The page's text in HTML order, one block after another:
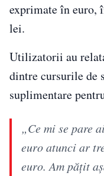
exprimate în euro,
lei.
Utilizatorii au
dintre cursurile de
suplimentare
„Ce mi se pare
euro atunci ar
euro. Am pățit